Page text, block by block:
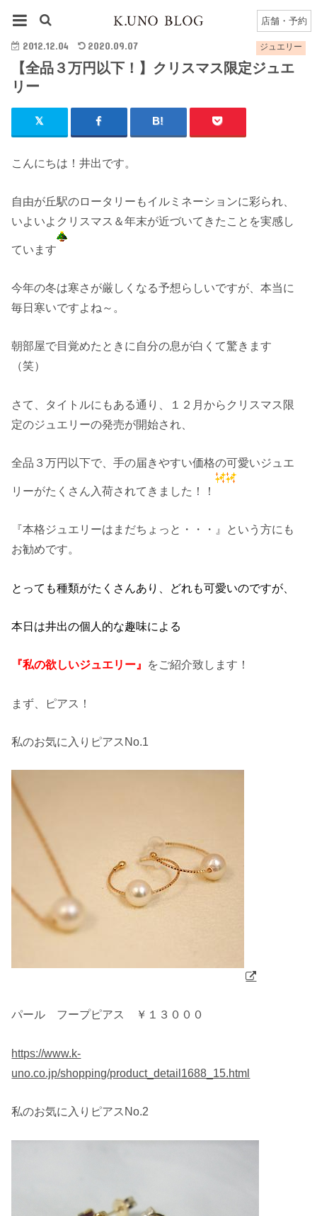
店舗・予約
ジュエリー
2012.12.04 2020.09.07
【全品３万円以下！】クリスマス限定ジュエ
リー
こんにちは！井出です。
自由が丘駅のロータリーもイルミネーションに彩られ、
いよいよクリスマス＆年末が近づいてきたことを実感し
ています
今年の冬は寒さが厳しくなる予想らしいですが、本当に
毎日寒いですよね～。
朝部屋で目覚めたときに自分の息が白くて驚きます
（笑）
さて、タイトルにもある通り、１２月からクリスマス限
定のジュエリーの発売が開始され、
全品３万円以下で、手の届きやすい価格の可愛いジュエ
リーがたくさん入荷されてきました！！
『本格ジュエリーはまだちょっと・・・』という方にも
お勧めです。
とっても種類がたくさんあり、どれも可愛いのですが、
本日は井出の個人的な趣味による
『私の欲しいジュエリー』 をご紹介致します！
まず、ピアス！
私のお気に入りピアスNo.1
パール フープピアス ￥１３０００
https://www.k-
uno.co.jp/shopping/product_detail1688_15.html
私のお気に入りピアスNo.2